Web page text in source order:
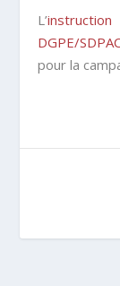
L’
DGPE/
pour la